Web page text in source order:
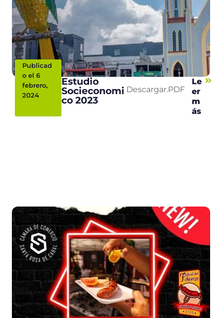
Publicad
o el 6
febrero,
2024
Estudio
Socieconomi
co 2023
Descargar.PDF
Le
er
m
ás